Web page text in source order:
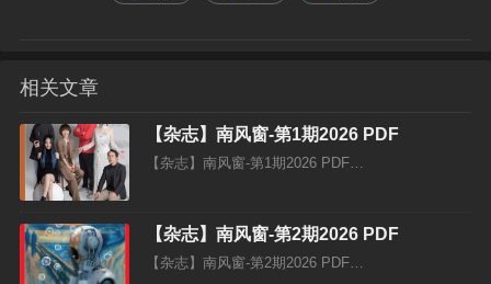
相关文章
【杂志】南风窗-第1期2026 PDF
【杂志】南风窗-第1期2026 PDF…
【杂志】南风窗-第2期2026 PDF
【杂志】南风窗-第2期2026 PDF…